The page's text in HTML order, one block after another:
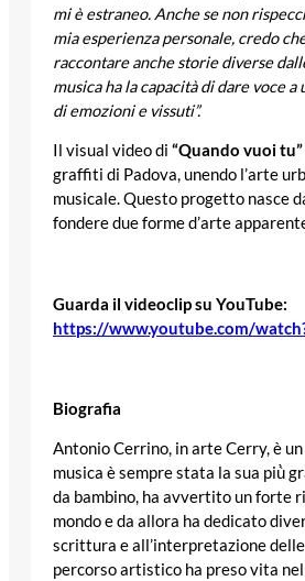
mi è estraneo. Anche se non
mia esperienza personale, credo
raccontare anche storie diverse
musica ha la capacità di dare voce a
di emozioni e vissuti”.
Il visual video di “Quando vuoi tu”
graffiti di Padova, unendo l’arte
musicale. Questo progetto nasce
fondere due forme d’arte
Guarda il videoclip su YouTube:
https://www.youtube.com/
Biografia
Antonio Cerrino, in arte Cerry, è
musica è sempre stata la sua più̀
da bambino, ha avvertito un forte
mondo e da allora ha dedicato
scrittura e all’interpretazione
percorso artistico ha preso vita